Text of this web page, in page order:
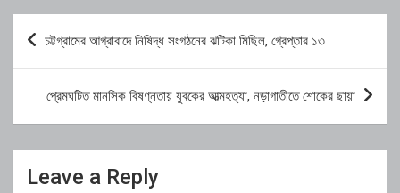
Post
navigation
চট্টগ্রামের আগ্রাবাদে নিষিদ্ধ সংগঠনের ঝটিকা মিছিল, গ্রেপ্তার ১৩
প্রেমঘটিত মানসিক বিষণ্নতায় যুবকের আত্মহত্যা, নড়াগাতীতে শোকের ছায়া
Leave a Reply